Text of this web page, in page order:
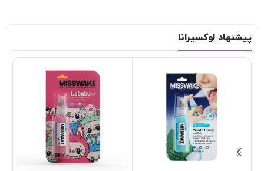
پیشنهاد لوکسیرانا